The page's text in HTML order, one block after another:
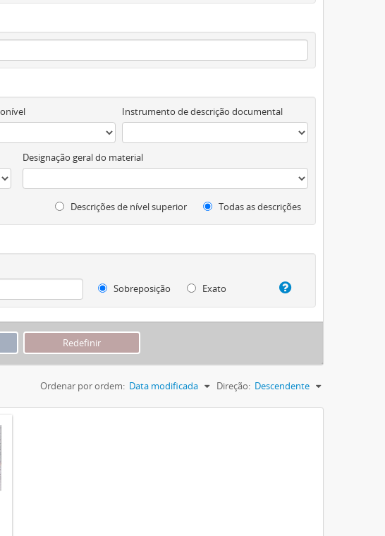
Instrumento de descrição documental
Designação geral do material
Descrições de nível superior Todas as descrições
Sobreposição
Exato
Ordenar por ordem: Data modificada Direção: Descendente